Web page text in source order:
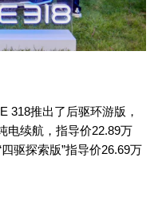
推出了后驱环游版，
电续航，指导价22.89万
驱探索版”指导价26.69万